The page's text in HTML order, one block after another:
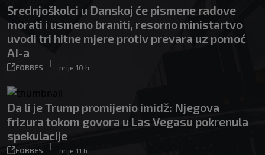
Srednjoškolci u Danskoj će pismene radove
morati i usmeno braniti, resorno ministartvo
uvodi tri hitne mjere protiv prevara uz pomoć
AI-a
FORBES
|
prije 10 h
Da li je Trump promijenio imidž: Njegova
frizura tokom govora u Las Vegasu pokrenula
spekulacije
FORBES
|
prije 11 h